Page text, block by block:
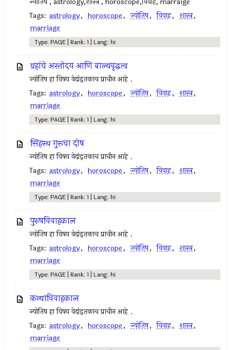
Tags: astrology, horoscope, ज्योतिष, विवाह, शास्त्र,
marriage
Type: PAGE | Rank: 1 | Lang: hi
ग्रहांचे अस्तोदय आणि बाल्यवृद्धत्व
ज्योतिष हा विषय वेदांइतकाच प्राचीन आहे .
Tags: astrology, horoscope, ज्योतिष, विवाह, शास्त्र,
marriage
Type: PAGE | Rank: 1 | Lang: hi
सिंहस्थ गुरूचा दोष
ज्योतिष हा विषय वेदांइतकाच प्राचीन आहे .
Tags: astrology, horoscope, ज्योतिष, विवाह, शास्त्र,
marriage
Type: PAGE | Rank: 1 | Lang: hi
पुरुषविवाहकाल
ज्योतिष हा विषय वेदांइतकाच प्राचीन आहे .
Tags: astrology, horoscope, ज्योतिष, विवाह, शास्त्र,
marriage
Type: PAGE | Rank: 1 | Lang: hi
कन्याविवाहकाल
ज्योतिष हा विषय वेदांइतकाच प्राचीन आहे .
Tags: astrology, horoscope, ज्योतिष, विवाह, शास्त्र,
marriage